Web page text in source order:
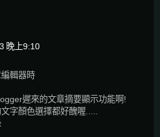
晚上9:10
輯器時
遲來的文章摘要顯示功能啊!
字顏色選擇都好醜喔.....